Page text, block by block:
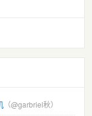
（@garbriel秋）